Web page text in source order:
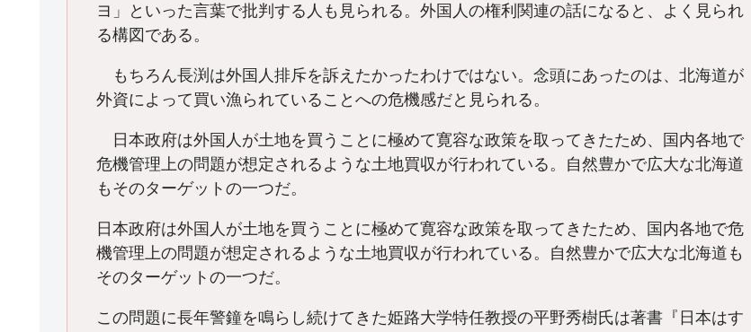
ヨ」といった言葉で批判する人も見られる。外国人の権利関連の話になると、よく見られ
る構図である。
もちろん長渕は外国人排斥を訴えたかったわけではない。念頭にあったのは、北海道が
外資によって買い漁られていることへの危機感だと見られる。
日本政府は外国人が土地を買うことに極めて寛容な政策を取ってきたため、国内各地で
危機管理上の問題が想定されるような土地買収が行われている。自然豊かで広大な北海道
もそのターゲットの一つだ。
日本政府は外国人が土地を買うことに極めて寛容な政策を取ってきたため、国内各地で危
機管理上の問題が想定されるような土地買収が行われている。自然豊かで広大な北海道も
そのターゲットの一つだ。
この問題に長年警鐘を鳴らし続けてきた姫路大学特任教授の平野秀樹氏は著書『日本はす